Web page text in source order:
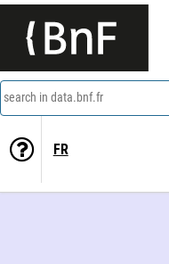
search in data.bnf.fr
FR